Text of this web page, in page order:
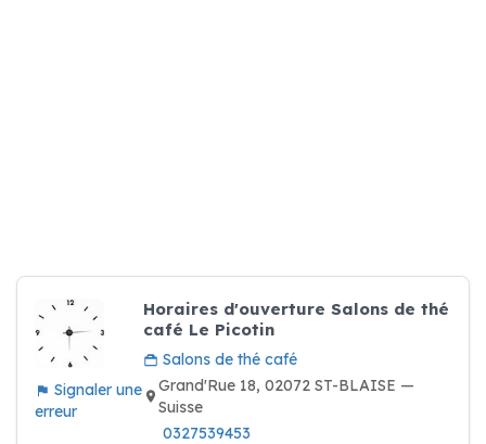
Signaler une
erreur
Horaires d'ouverture Salons de thé
café Le Picotin
Salons de thé café
Grand'Rue 18, 02072 ST-BLAISE —
Suisse
0327539453